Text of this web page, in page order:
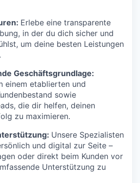
Erlebe eine transparente
in der du dich sicher und
um deine besten Leistungen
Geschäftsgrundlage:
einem etablierten und
sowie
die dir helfen, deinen
zu maximieren.
Unsere Spezialisten
und digital zur Seite –
oder direkt beim Kunden vor
Unterstützung zu